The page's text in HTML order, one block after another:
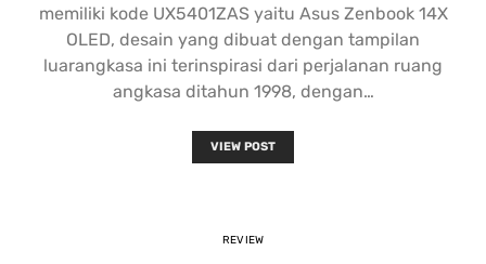
memiliki kode UX5401ZAS yaitu Asus Zenbook 14X
OLED, desain yang dibuat dengan tampilan
luarangkasa ini terinspirasi dari perjalanan ruang
angkasa ditahun 1998, dengan…
VIEW POST
REVIEW